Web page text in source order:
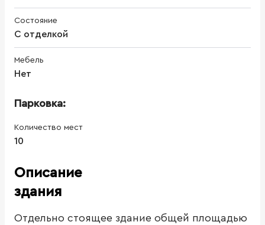
Состояние
С отделкой
Мебель
Нет
Парковка:
Количество мест
10
Описание
здания
Отдельно стоящее здание общей площадью